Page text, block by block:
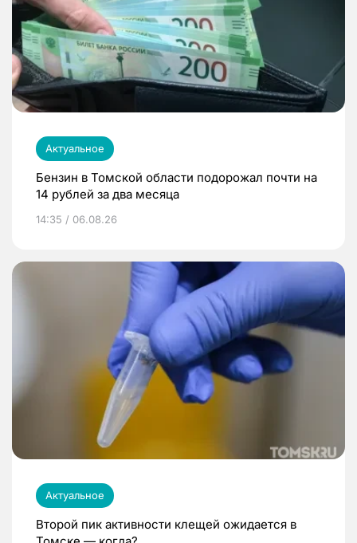
Актуальное
Бензин в Томской области подорожал почти на
14 рублей за два месяца
14:35 / 06.08.26
Актуальное
Второй пик активности клещей ожидается в